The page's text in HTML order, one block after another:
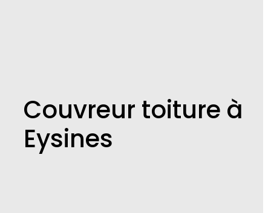
Couvreur toiture à
Eysines